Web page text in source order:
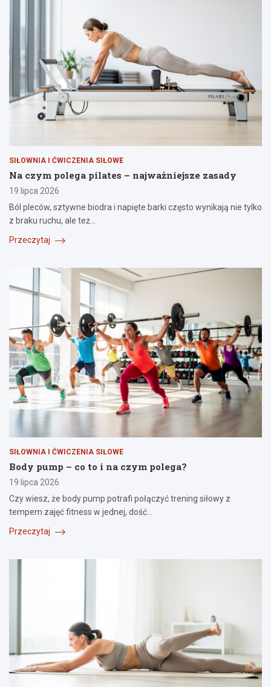
SIŁOWNIA I ĆWICZENIA SIŁOWE
Na czym polega pilates – najważniejsze zasady
19 lipca 2026
Ból pleców, sztywne biodra i napięte barki często wynikają nie tylko
z braku ruchu, ale też…
Przeczytaj
SIŁOWNIA I ĆWICZENIA SIŁOWE
Body pump – co to i na czym polega?
19 lipca 2026
Czy wiesz, że body pump potrafi połączyć trening siłowy z
tempem zajęć fitness w jednej, dość…
Przeczytaj